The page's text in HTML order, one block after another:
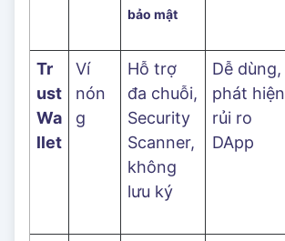
bảo mật
Tr
ust
Wa
llet
Ví
nón
g
Hỗ trợ
đa chuỗi,
Security
Scanner,
không
lưu ký
Dễ dùng,
phát hiện
rủi ro
DApp